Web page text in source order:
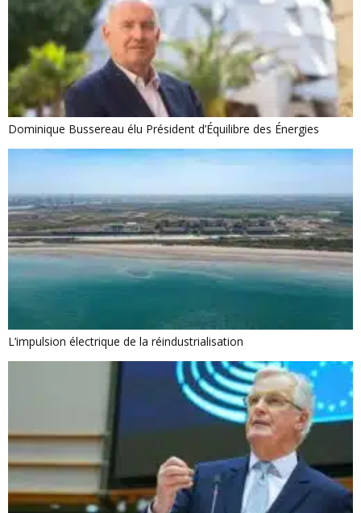
Dominique Bussereau élu Président d’Équilibre des Énergies
L’impulsion électrique de la réindustrialisation